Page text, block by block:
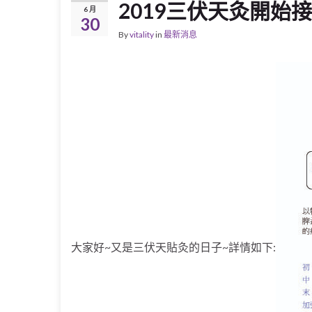
6 月
30
2019三伏天灸開始
Byvitalityin 最新消息
大家好~又是三伏天貼灸的日子~詳情如下: